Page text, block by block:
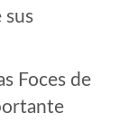
sus
Foces de